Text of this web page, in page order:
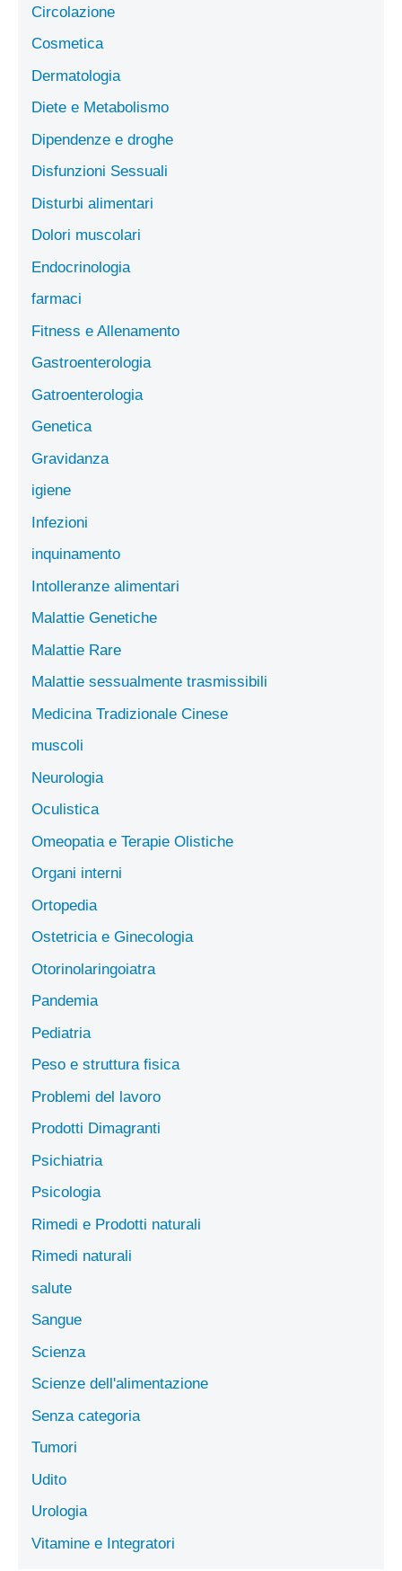
Circolazione
Cosmetica
Dermatologia
Diete e Metabolismo
Dipendenze e droghe
Disfunzioni Sessuali
Disturbi alimentari
Dolori muscolari
Endocrinologia
farmaci
Fitness e Allenamento
Gastroenterologia
Gatroenterologia
Genetica
Gravidanza
igiene
Infezioni
inquinamento
Intolleranze alimentari
Malattie Genetiche
Malattie Rare
Malattie sessualmente trasmissibili
Medicina Tradizionale Cinese
muscoli
Neurologia
Oculistica
Omeopatia e Terapie Olistiche
Organi interni
Ortopedia
Ostetricia e Ginecologia
Otorinolaringoiatra
Pandemia
Pediatria
Peso e struttura fisica
Problemi del lavoro
Prodotti Dimagranti
Psichiatria
Psicologia
Rimedi e Prodotti naturali
Rimedi naturali
salute
Sangue
Scienza
Scienze dell'alimentazione
Senza categoria
Tumori
Udito
Urologia
Vitamine e Integratori